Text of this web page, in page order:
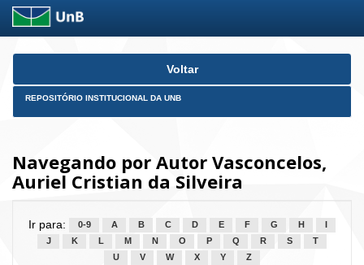
Skip
Voltar
REPOSITÓRIO INSTITUCIONAL DA UNB
Navegando por Autor Vasconcelos,
Auriel Cristian da Silveira
Ir para: 0-9 A B C D E F G H
J
K L M N O P Q R S
T
U
V W X Y Z